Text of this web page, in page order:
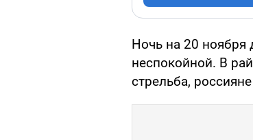
Ночь на 20 ноября
неспокойной. В
стрельба,